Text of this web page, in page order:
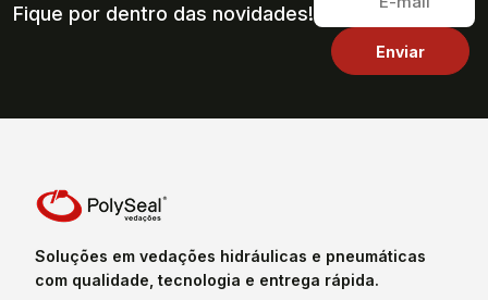
Fique por dentro das novidades!
Soluções em vedações hidráulicas e pneumáticas
com qualidade, tecnologia e entrega rápida.